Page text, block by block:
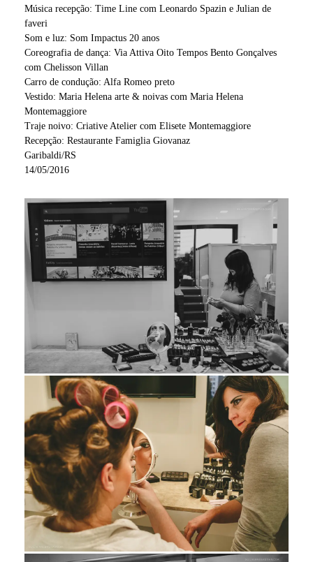
Música recepção: Time Line com Leonardo Spazin e Julian de
faveri
Som e luz: Som Impactus 20 anos
Coreografia de dança: Via Attiva Oito Tempos Bento Gonçalves
com Chelisson Villan
Carro de condução: Alfa Romeo preto
Vestido: Maria Helena arte & noivas com Maria Helena
Montemaggiore
Traje noivo: Criative Atelier com Elisete Montemaggiore
Recepção: Restaurante Famiglia Giovanaz
Garibaldi/RS
14/05/2016